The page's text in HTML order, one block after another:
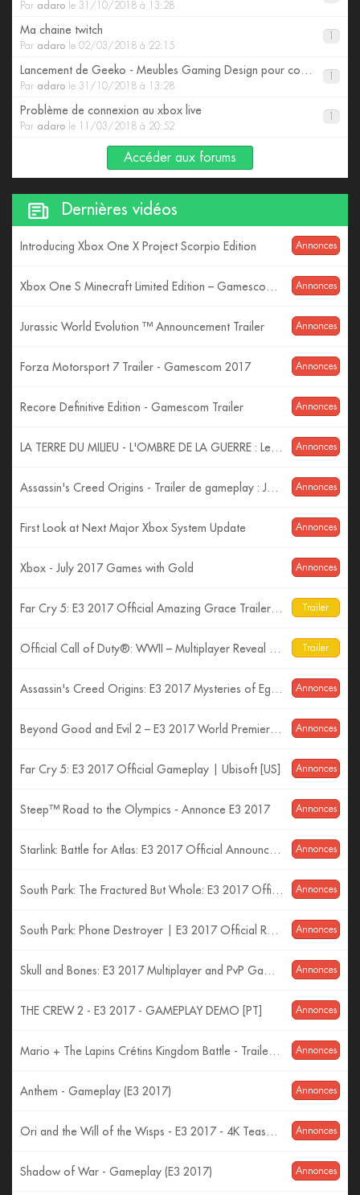
Par adaro le 31/10/2018 à 13:28
Ma chaine twitch
Par adaro le 02/03/2018 à 22:15
Par adaro le 31/10/2018 à 13:28
Problème de connexion au xbox live
Par adaro le 11/03/2018 à 20:52
Accéder aux forums
Dernières vidéos
Annonces
Introducing Xbox One X Project Scorpio Edition
Annonces
Annonces
Jurassic World Evolution ™ Announcement Trailer
Annonces
Forza Motorsport 7 Trailer - Gamescom 2017
Annonces
Recore Definitive Edition - Gamescom Trailer
Annonces
Annonces
Annonces
First Look at Next Major Xbox System Update
Annonces
Xbox - July 2017 Games with Gold
Trailer
Trailer
Annonces
Annonces
Annonces
Far Cry 5: E3 2017 Official Gameplay | Ubisoft [US]
Annonces
Steep™ Road to the Olympics - Annonce E3 2017
Annonces
Annonces
Annonces
Annonces
Annonces
THE CREW 2 - E3 2017 - GAMEPLAY DEMO [PT]
Annonces
Annonces
Anthem - Gameplay (E3 2017)
Annonces
Annonces
Shadow of War - Gameplay (E3 2017)